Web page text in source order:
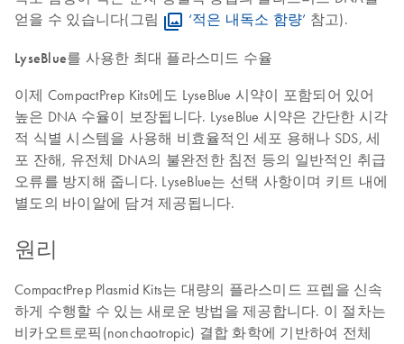
얻을 수 있습니다(그림
‘적은 내독소 함량’ 참고).
LyseBlue를 사용한 최대 플라스미드 수율
이제 CompactPrep Kits에도 LyseBlue 시약이 포함되어 있어
높은 DNA 수율이 보장됩니다. LyseBlue 시약은 간단한 시각
적 식별 시스템을 사용해 비효율적인 세포 용해나 SDS, 세
포 잔해, 유전체 DNA의 불완전한 침전 등의 일반적인 취급
오류를 방지해 줍니다. LyseBlue는 선택 사항이며 키트 내에
별도의 바이알에 담겨 제공됩니다.
원리
CompactPrep Plasmid Kits는 대량의 플라스미드 프렙을 신속
하게 수행할 수 있는 새로운 방법을 제공합니다. 이 절차는
비카오트로픽(nonchaotropic) 결합 화학에 기반하여 전체